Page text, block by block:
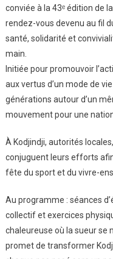
conviée à la 43ᵉ édition de
rendez-vous devenu au fil
santé, solidarité et
main.
Initiée pour promouvoir
aux vertus d’un mode de
générations autour d’un
mouvement pour une
À Kodjindji, autorités
conjuguent leurs efforts
fête du sport et du vivre-
Au programme : séances
collectif et exercices
chaleureuse où la sueur se
promet de transformer